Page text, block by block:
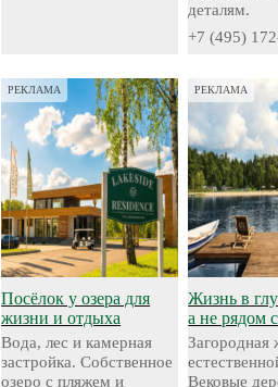
деталям.
+7 (495)
РЕКЛАМА
Посёлок у озера для
жизни и отдыха
Вода, лес и камерная
застройка. Собственное
озеро с пляжем и
РЕКЛАМА
Жизнь в
а не рядом
Загородная
Вековые